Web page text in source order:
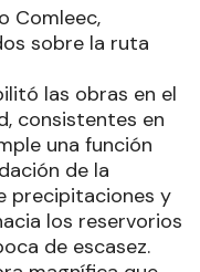
Comleec,
sobre la ruta
las obras en el
consistentes en
una función
de la
precipitaciones y
los reservorios
de escasez.